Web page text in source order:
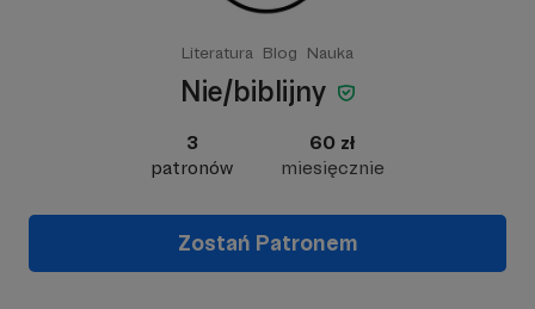
Literatura Blog Nauka
Nie/biblijny
3
patronów
60 zł
miesięcznie
Zostań Patronem